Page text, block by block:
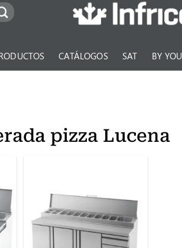
CATÁLOGOS SAT BY YOU
pizza Lucena